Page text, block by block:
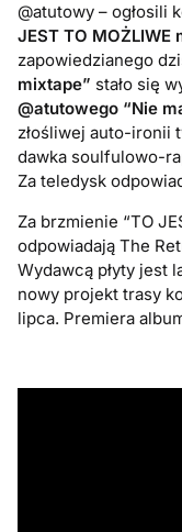
@atutowy – ogłosili
JEST TO MOŻLIWE
zapowiedzianego
mixtape” stało się
@atutowego “Nie
złośliwej auto-ironii
dawka soulfulowo-
Za teledysk
Za brzmienie “TO
odpowiadają The
Wydawcą płyty jest
nowy projekt trasy
lipca. Premiera